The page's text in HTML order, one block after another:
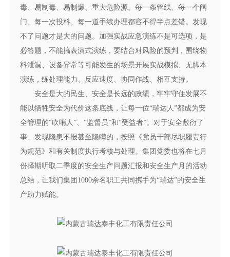
毒、易制毒、易制爆、重大危险源。每一条管线、每一个阀
门、每一次投料、每一道手续办理都容不得半点差错。发现
不了问题才是大的问题。加强实战应急演练不是可选项，是
必答题，不能搞表演式演练，要结合对风险的预判，围绕物
料泄漏、设备异常等可能发生的场景开展实战模拟、无脚本
演练，练处理能力、反应速度、协同作战、相互支持。
安全是大的民生、安全是长远的政绩，牢牢守住发展不
能以牺牲安全为代价这条底线，让每一位“瑞达人”都成为安
全管理的“吹哨人”、“监督员”和“受益者”。对于安全敷衍了
事、发现隐患不报甚至隐瞒的，按照《党员干部尽职履责行
为规范》和有关制度执行考核与处理。集团党委也将在七月
份择期听取二季度的安全生产问题汇报和安全生产月的活动
总结，让我们集团1000余名职工共同携手为“瑞达”的安全生
产助力赋能。